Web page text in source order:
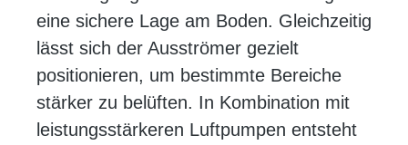
eine sichere Lage am Boden. Gleichzeitig
lässt sich der Ausströmer gezielt
positionieren, um bestimmte Bereiche
stärker zu belüften. In Kombination mit
leistungsstärkeren Luftpumpen entsteht